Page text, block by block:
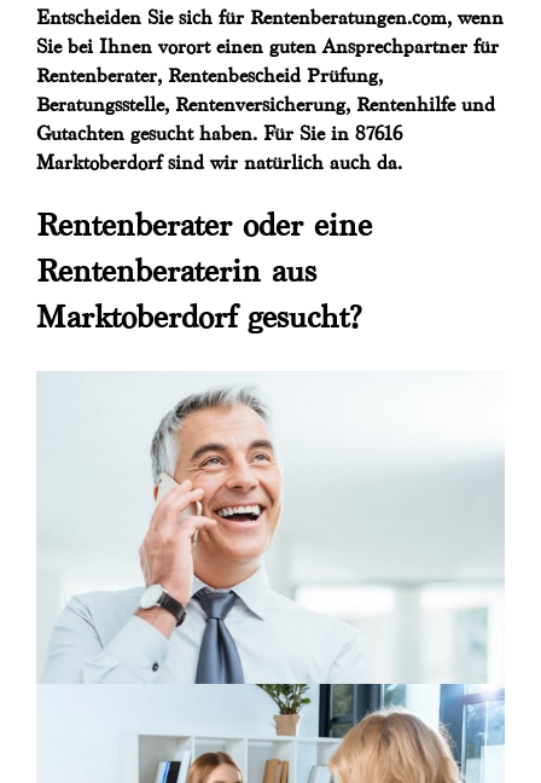
Entscheiden Sie sich für Rentenberatungen.com, wenn
Sie bei Ihnen vorort einen guten Ansprechpartner für
Rentenberater, Rentenbescheid Prüfung,
Beratungsstelle, Rentenversicherung, Rentenhilfe und
Gutachten gesucht haben. Für Sie in 87616
Marktoberdorf sind wir natürlich auch da.
Rentenberater oder eine
Rentenberaterin aus
Marktoberdorf gesucht?